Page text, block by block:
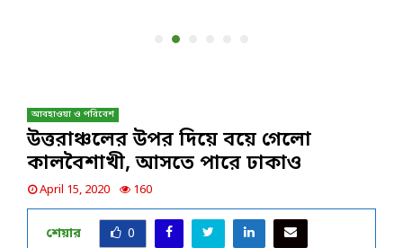
আবহাওয়া ও পরিবেশ
উত্তরাঞ্চলের উপর দিয়ে বয়ে গেলো
কালবৈশাখী, আসতে পারে ঢাকাও
April 15, 2020 160
শেয়ার 0